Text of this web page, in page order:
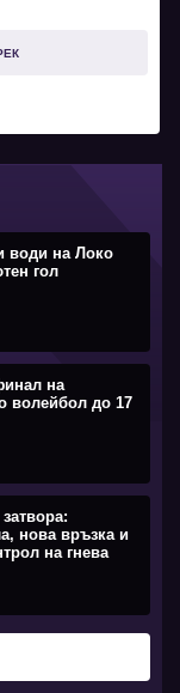
води на Локо
гол
на
волейбол до 17
нова връзка и
на гнева